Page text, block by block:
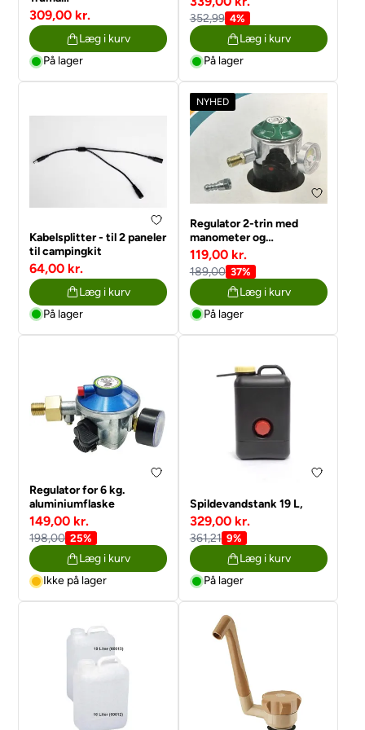
DuoControl/DuoComfort
Regulator
309,00 kr.
Læg i kurv
På lager
352,99 4%
Læg i kurv
På lager
Kabelsplitter - til 2 paneler
til campingkit
64,00 kr.
Læg i kurv
På lager
NYHED
Regulator 2-trin med
manometer og
slangebruds sikring for DK
flasker
119,00 kr.
189,00 37%
Læg i kurv
På lager
Regulator for 6 kg.
aluminiumflaske
149,00 kr.
198,00 25%
Læg i kurv
Ikke på lager
Spildevandstank 19 L,
329,00 kr.
361,21 9%
Læg i kurv
På lager